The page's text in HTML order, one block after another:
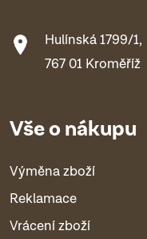
Hulínská 1799/1,
767 01 Kroměříž
Vše o nákupu
Výměna zboží
Reklamace
Vrácení zboží